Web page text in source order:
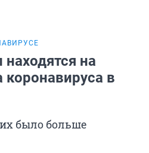
на
коронавируса в
было больше